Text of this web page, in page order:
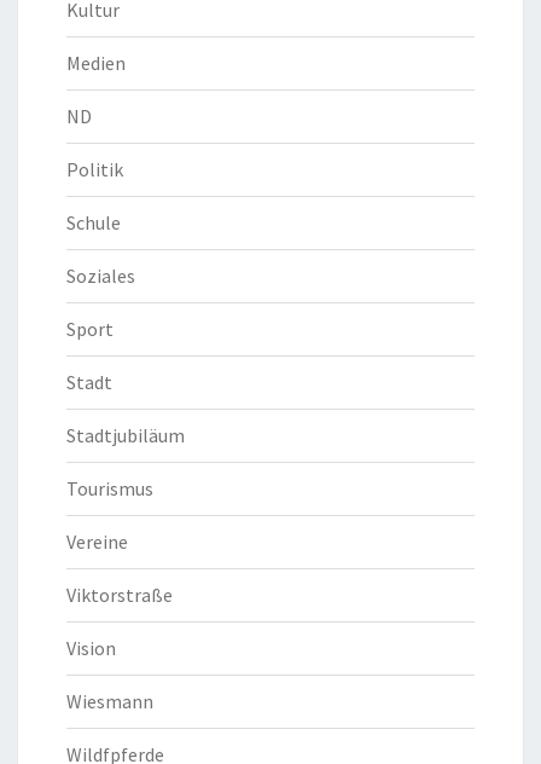
Kultur
Medien
ND
Politik
Schule
Soziales
Sport
Stadt
Stadtjubiläum
Tourismus
Vereine
Viktorstraße
Vision
Wiesmann
Wildfpferde